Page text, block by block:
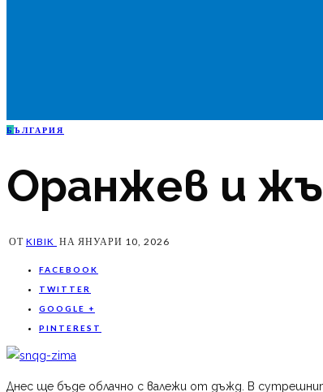
Б ЪЛГАРИЯ
Оранжев и
ОТ KIBIK НА ЯНУАРИ 10, 2026
FACEBOOK
TWITTER
GOOGLE +
PINTEREST
Днес ще бъде облачно с валежи от дъжд. В